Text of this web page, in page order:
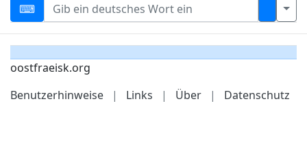
oostfraeisk.org
Benutzerhinweise
| Links | Über | Datenschutz